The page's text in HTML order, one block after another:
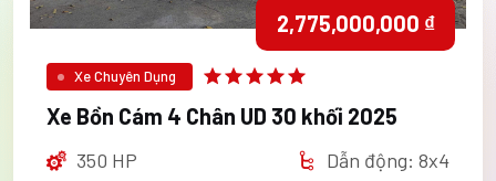
2,775,000,000 ₫
Xe Chuyên Dụng
Xe Bồn Cám 4 Chân UD 30 khối 2025
350 HP Dẫn động: 8x4